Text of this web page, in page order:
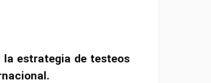
la estrategia de testeos